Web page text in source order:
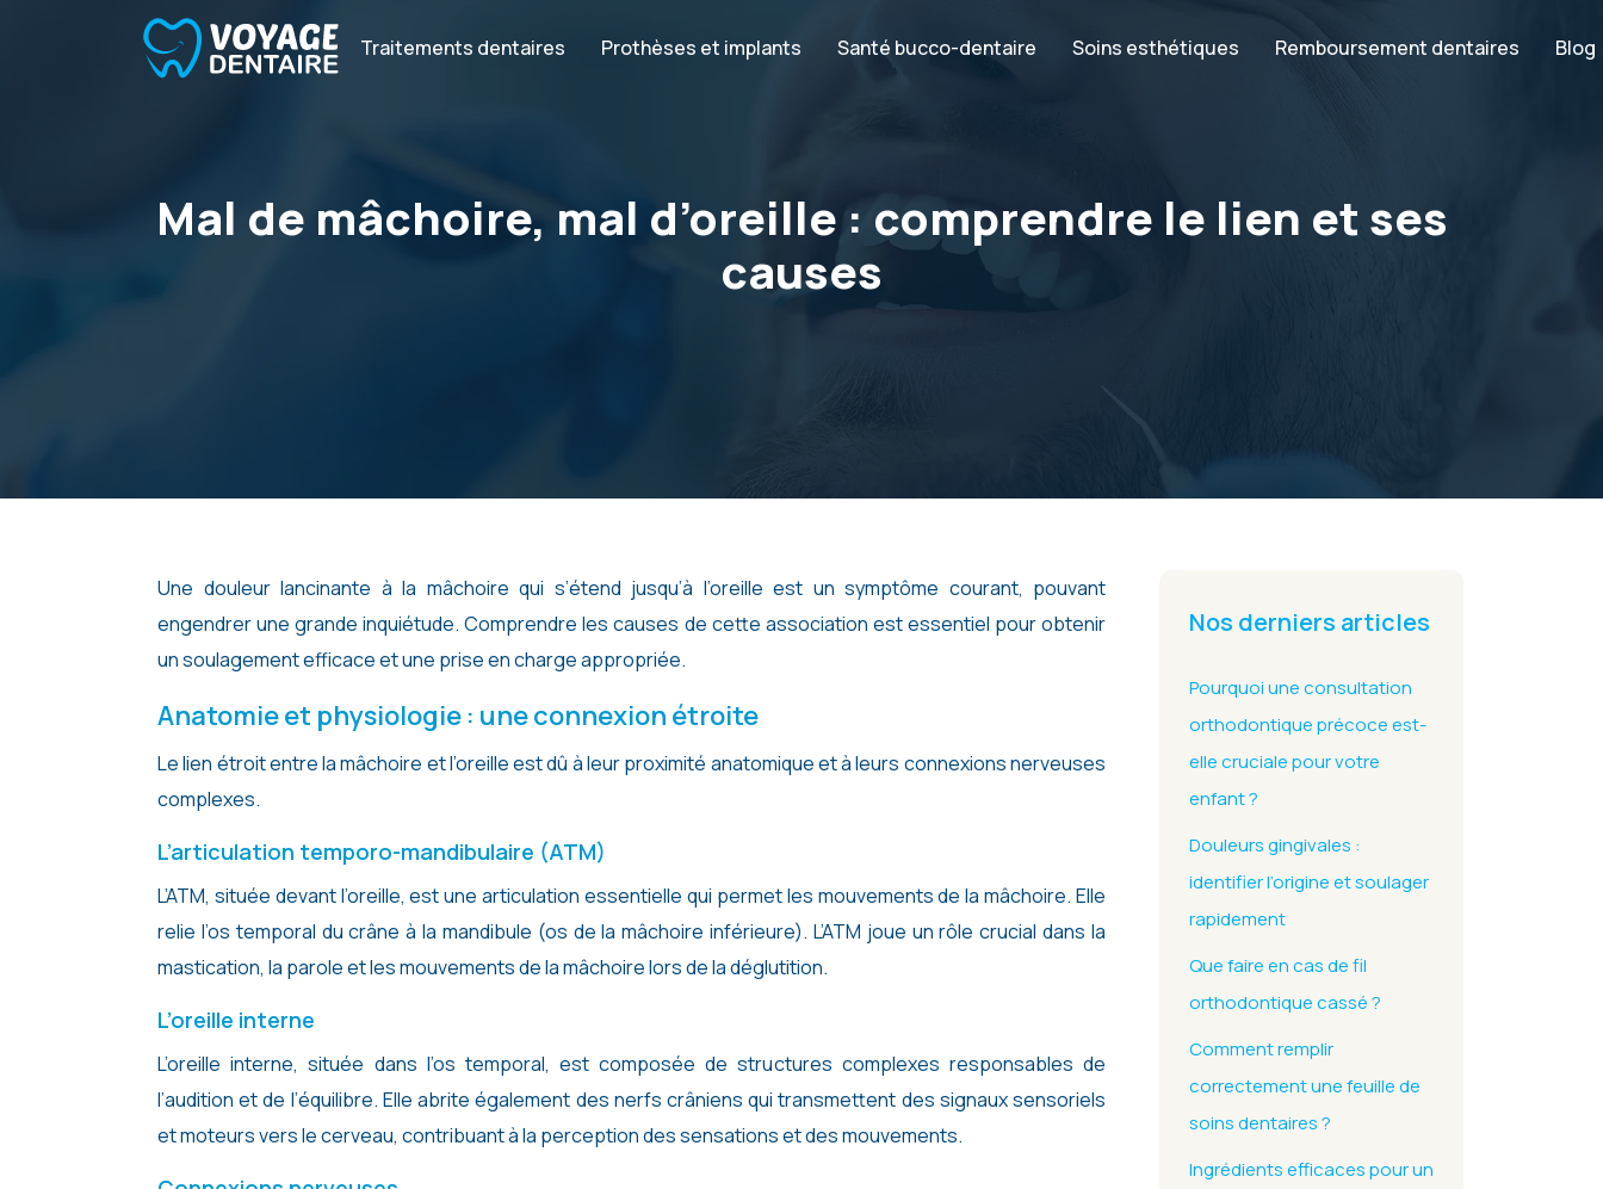
Traitements dentaires Prothèses et implants Santé bucco-dentaire Soins esthétiques Remboursement dentaires Blog
Mal de mâchoire, mal d’oreille : comprendre le lien et ses
causes
Une douleur lancinante à la mâchoire qui s’étend jusqu’à l’oreille est un symptôme courant, pouvant
engendrer une grande inquiétude. Comprendre les causes de cette association est essentiel pour obtenir
un soulagement efficace et une prise en charge appropriée.
Anatomie et physiologie : une connexion étroite
Le lien étroit entre la mâchoire et l’oreille est dû à leur proximité anatomique et à leurs connexions nerveuses
complexes.
L’articulation temporo-mandibulaire (ATM)
L’ATM, située devant l’oreille, est une articulation essentielle qui permet les mouvements de la mâchoire. Elle
relie l’os temporal du crâne à la mandibule (os de la mâchoire inférieure). L’ATM joue un rôle crucial dans la
mastication, la parole et les mouvements de la mâchoire lors de la déglutition.
L’oreille interne
L’oreille interne, située dans l’os temporal, est composée de structures complexes responsables de
l’audition et de l’équilibre. Elle abrite également des nerfs crâniens qui transmettent des signaux sensoriels
et moteurs vers le cerveau, contribuant à la perception des sensations et des mouvements.
Nos derniers articles
Pourquoi une consultation
orthodontique précoce est-
elle cruciale pour votre
enfant ?
Douleurs gingivales :
identifier l’origine et soulager
rapidement
Que faire en cas de fil
orthodontique cassé ?
Comment remplir
correctement une feuille de
soins dentaires ?
Ingrédients efficaces pour un